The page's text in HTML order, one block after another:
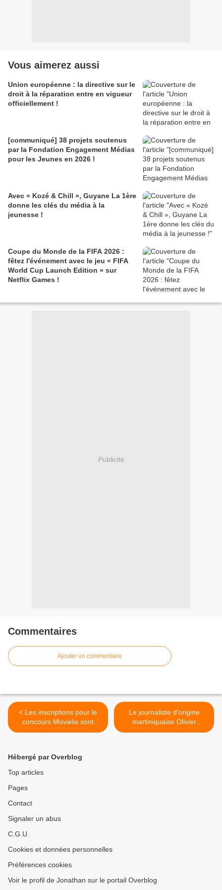
Vous aimerez aussi
Union européenne : la directive sur le
droit à la réparation entre en vigueur
officiellement !
[communiqué] 38 projets soutenus
par la Fondation Engagement Médias
pour les Jeunes en 2026 !
Avec « Kozé & Chill », Guyane La 1ère
donne les clés du média à la
jeunesse !
Coupe du Monde de la FIFA 2026 :
fêtez l'événement avec le jeu « FIFA
World Cup Launch Edition » sur
Netflix Games !
Publicité
Commentaires
Ajouter un commentaire
< Les inscriptions pour le
concours Movielis sont
ouvertes du 06 mars au 19
Le journaliste d'origine
martiniquaise Olivier
DUBOIS a été libéré ! >
Hébergé par Overblog
Top articles
Pages
Contact
Signaler un abus
C.G.U.
Cookies et données personnelles
Préférences cookies
Voir le profil de Jonathan sur le portail Overblog